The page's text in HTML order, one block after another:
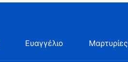
Ευαγγέλιο Μαρτυρίες